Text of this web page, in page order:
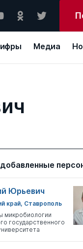
Медиа
Юрьевич
край, Ставрополь
микробиологии
государственного